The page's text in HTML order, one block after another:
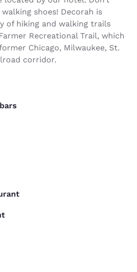
shoes! Decorah is
of hiking and walking trails
Recreational Trail, which
Chicago, Milwaukee, St.
corridor.